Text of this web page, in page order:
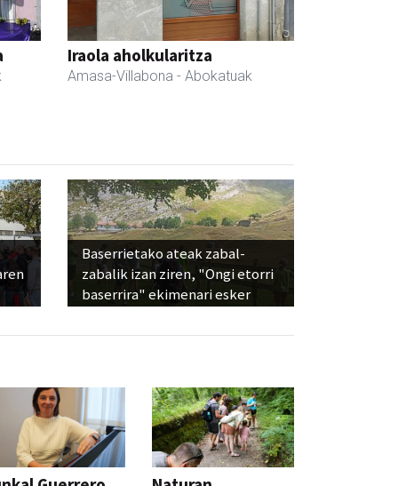
Iraola aholkularitza
Amasa-Villabona - Abokatuak
Baserrietako ateak zabal-
zabalik izan ziren, "Ongi etorri
baserrira" ekimenari esker